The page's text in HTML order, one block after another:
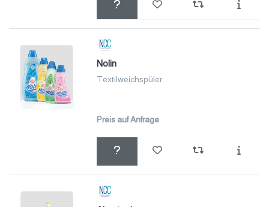
Nolin
Textilweichspüler
Preis auf Anfrage